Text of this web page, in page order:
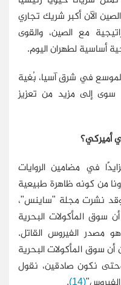
الآن أكبر شريك تجاري
مع الصين، والقوى
أساسية لطهران اليوم.
في شرق آسيا، بُغية
سوى إلى مزيد من تعزيز
أميركي؟
في مضامين الروايات
من كونه ظاهرة طبيعية
نشرت مجلة "ساينس"،
يناير/كانون الثاني 2020، أن سوق المأكولات البحرية
مصدر الفيروس القاتل.
أن سوق المأكولات البحرية
نكون صادقين، نقول
الفيروس"(14)
.